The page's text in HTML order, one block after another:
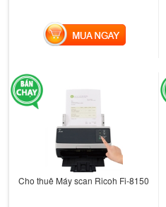
MUA NGAY
Cho thuê Máy scan Ricoh Fi-8150